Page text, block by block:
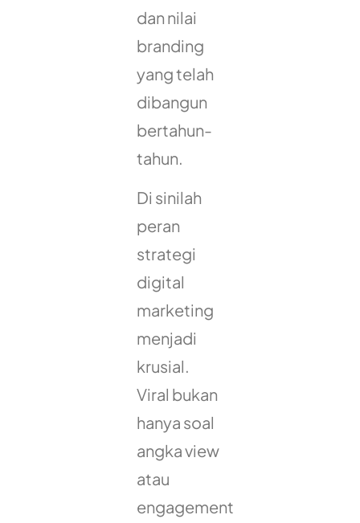
dan nilai
branding
yang telah
dibangun
bertahun-
tahun.
Di sinilah
peran
strategi
digital
marketing
menjadi
krusial.
Viral bukan
hanya soal
angka view
atau
engagement